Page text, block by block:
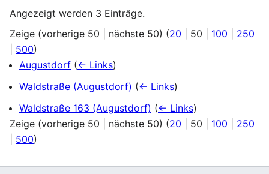
Angezeigt werden 3 Einträge.
Zeige (vorherige 50 nächste 50) (20 50 100
250
500)
Augustdorf (← Links)
Waldstraße (Augustdorf) (← Links)
Waldstraße 163 (Augustdorf) (← Links)
Zeige (vorherige 50 nächste 50) (20 50 100
250
500)